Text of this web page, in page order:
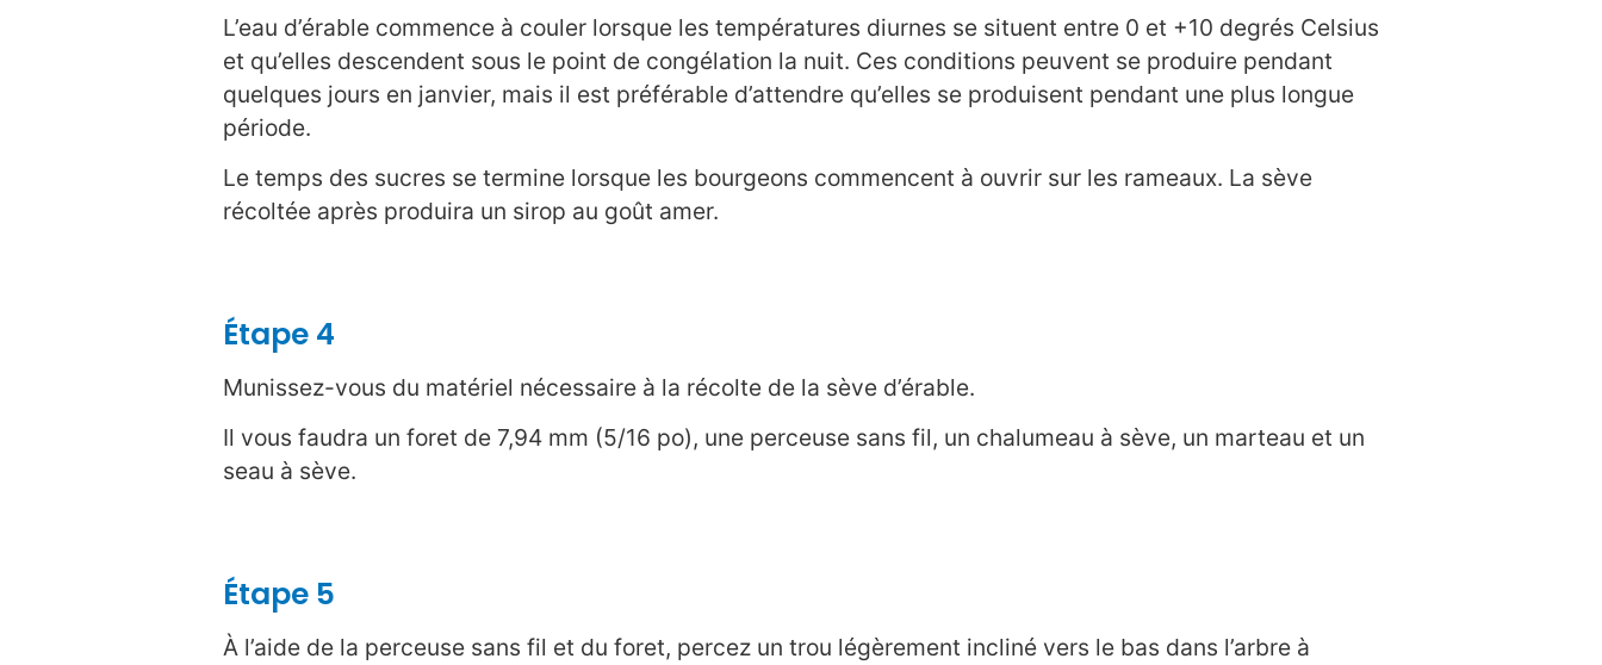
L’eau d’érable commence à couler lorsque les températures diurnes se situent entre 0 et +10 degrés Celsius
et qu’elles descendent sous le point de congélation la nuit. Ces conditions peuvent se produire pendant
quelques jours en janvier, mais il est préférable d’attendre qu’elles se produisent pendant une plus longue
période.
Le temps des sucres se termine lorsque les bourgeons commencent à ouvrir sur les rameaux. La sève
récoltée après produira un sirop au goût amer.
Étape 4
Munissez-vous du matériel nécessaire à la récolte de la sève d’érable.
Il vous faudra un foret de 7,94 mm (5/16 po), une perceuse sans fil, un chalumeau à sève, un marteau et un
seau à sève.
Étape 5
À l’aide de la perceuse sans fil et du foret, percez un trou légèrement incliné vers le bas dans l’arbre à